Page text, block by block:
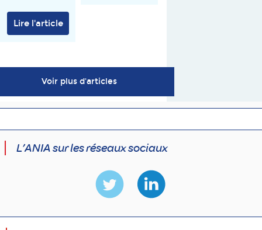
Lire l'article
Voir plus d'articles
L’ANIA sur les réseaux sociaux